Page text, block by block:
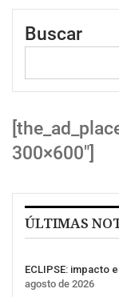
Buscar
300×600″]
ÚLTIMAS
ECLIPSE: impacto
agosto de 2026